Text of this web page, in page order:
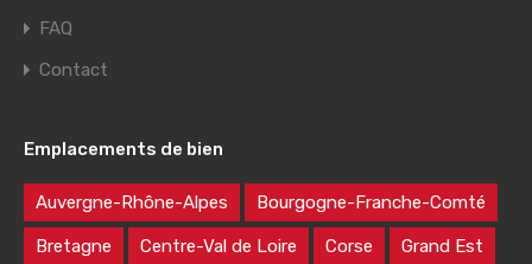
FAQ
Contact
Emplacements de bien
Auvergne-Rhône-Alpes Bourgogne-Franche-Comté
Bretagne Centre-Val de Loire Corse Grand Est